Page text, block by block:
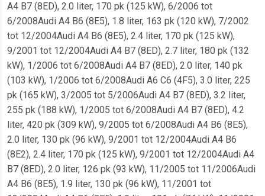
A4 B7 (8ED), 2.0 liter, 170 pk (125 kW), 6/2006 tot
6/2008Audi A4 B6 (8E5), 1.8 liter, 163 pk (120 kW), 7/2002
tot 12/2004Audi A4 B6 (8E5), 2.4 liter, 170 pk (125 kW),
9/2001 tot 12/2004Audi A4 B7 (8ED), 2.7 liter, 180 pk (132
kW), 1/2006 tot 6/2008Audi A4 B7 (8ED), 2.0 liter, 140 pk
(103 kW), 1/2006 tot 6/2008Audi A6 C6 (4F5), 3.0 liter, 225
pk (165 kW), 3/2005 tot 5/2006Audi A4 B7 (8ED), 3.2 liter,
255 pk (188 kW), 1/2005 tot 6/2008Audi A4 B7 (8ED), 4.2
liter, 420 pk (309 kW), 9/2005 tot 6/2008Audi A4 B6 (8E5),
2.0 liter, 130 pk (96 kW), 9/2001 tot 12/2004Audi A4 B6
(8E2), 2.4 liter, 170 pk (125 kW), 9/2001 tot 12/2004Audi A4
B7 (8ED), 2.0 liter, 126 pk (93 kW), 11/2005 tot 11/2006Audi
A4 B6 (8E5), 1.9 liter, 130 pk (96 kW), 11/2001 tot